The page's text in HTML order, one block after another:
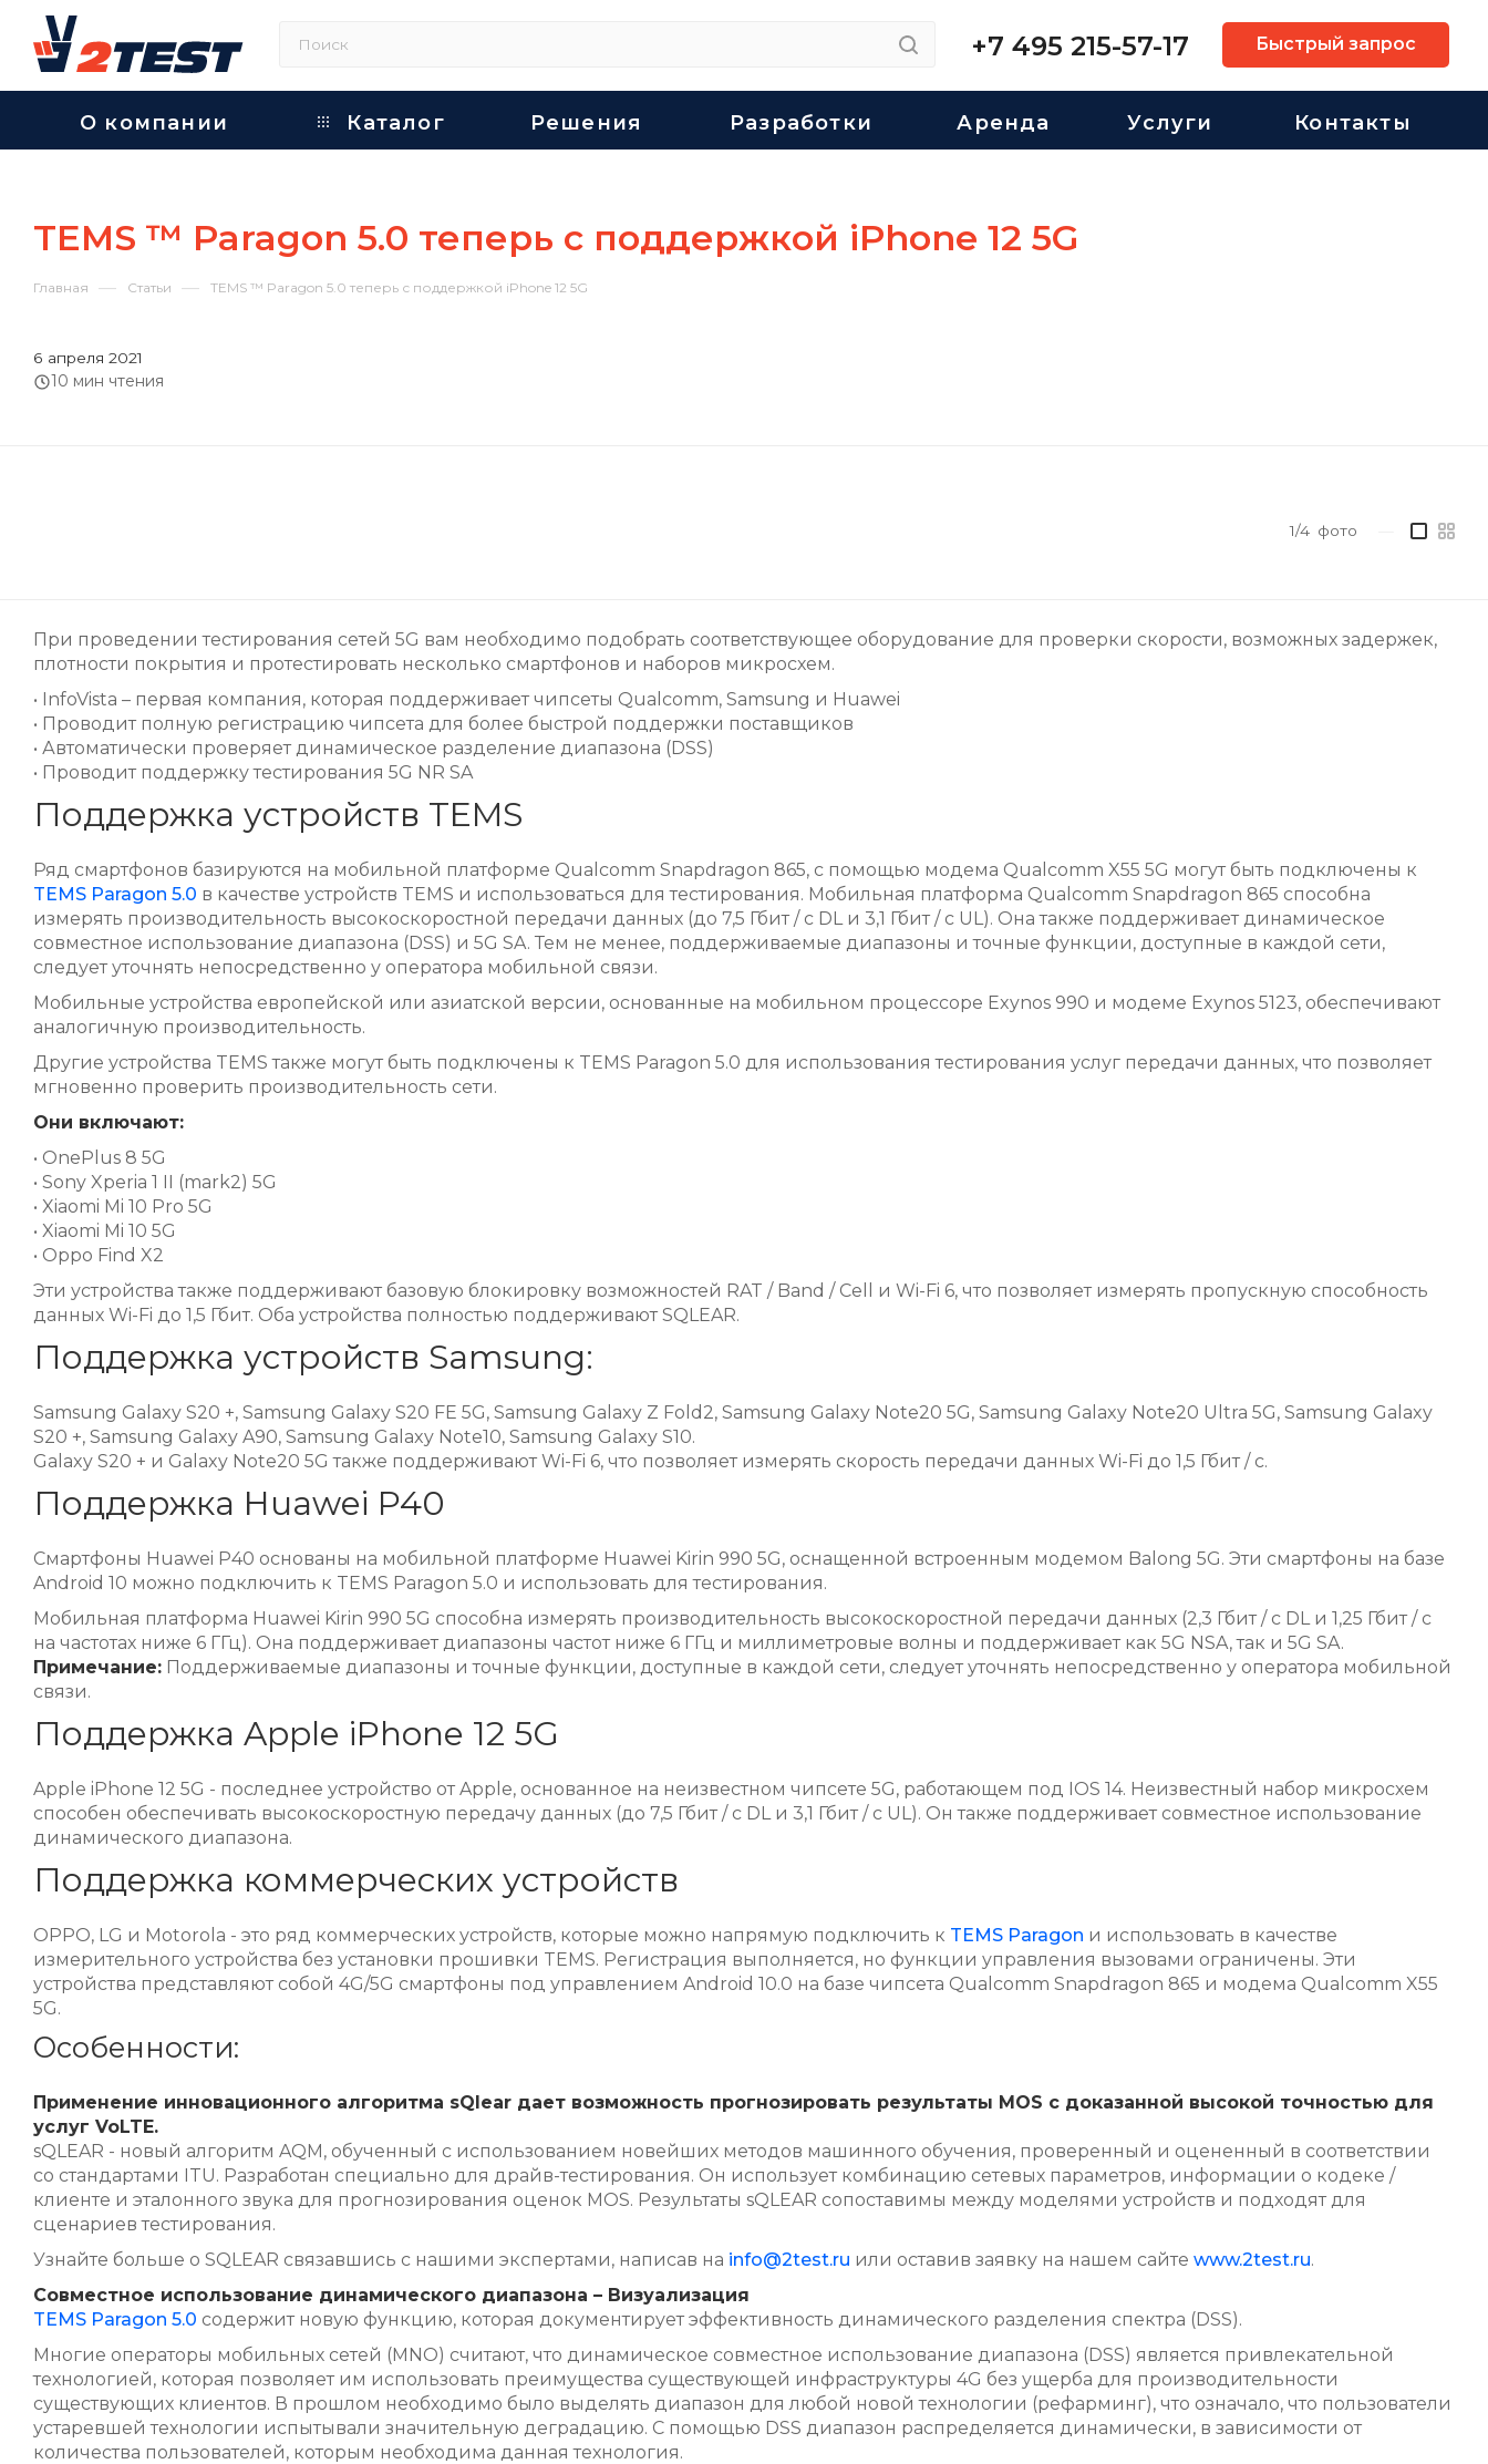
+7 495 215-57-17 Быстрый запрос
О компании Каталог Решения Разработки Аренда Услуги Контакты
TEMS ™ Paragon 5.0 теперь с поддержкой iPhone 12 5G
Главная — Статьи — TEMS ™ Paragon 5.0 теперь с поддержкой iPhone 12 5G
6 апреля 2021
10 мин чтения
1/4 фото
При проведении тестирования сетей 5G вам необходимо подобрать соответствующее оборудование для проверки скорости, возможных задержек,
плотности покрытия и протестировать несколько смартфонов и наборов микросхем.
• InfoVista – первая компания, которая поддерживает чипсеты Qualcomm, Samsung и Huawei
• Проводит полную регистрацию чипсета для более быстрой поддержки поставщиков
• Автоматически проверяет динамическое разделение диапазона (DSS)
• Проводит поддержку тестирования 5G NR SA
Поддержка устройств TEMS
Ряд смартфонов базируются на мобильной платформе Qualcomm Snapdragon 865, с помощью модема Qualcomm X55 5G могут быть подключены к
TEMS Paragon 5.0 в качестве устройств TEMS и использоваться для тестирования. Мобильная платформа Qualcomm Snapdragon 865 способна
измерять производительность высокоскоростной передачи данных (до 7,5 Гбит / с DL и 3,1 Гбит / с UL). Она также поддерживает динамическое
совместное использование диапазона (DSS) и 5G SA. Тем не менее, поддерживаемые диапазоны и точные функции, доступные в каждой сети,
следует уточнять непосредственно у оператора мобильной связи.
Мобильные устройства европейской или азиатской версии, основанные на мобильном процессоре Exynos 990 и модеме Exynos 5123, обеспечивают
аналогичную производительность.
Другие устройства TEMS также могут быть подключены к TEMS Paragon 5.0 для использования тестирования услуг передачи данных, что позволяет
мгновенно проверить производительность сети.
Они включают:
• OnePlus 8 5G
• Sony Xperia 1 II (mark2) 5G
• Xiaomi Mi 10 Pro 5G
• Xiaomi Mi 10 5G
• Oppo Find X2
Эти устройства также поддерживают базовую блокировку возможностей RAT / Band / Cell и Wi-Fi 6, что позволяет измерять пропускную способность
данных Wi-Fi до 1,5 Гбит. Оба устройства полностью поддерживают SQLEAR.
Поддержка устройств Samsung:
Samsung Galaxy S20 +, Samsung Galaxy S20 FE 5G, Samsung Galaxy Z Fold2, Samsung Galaxy Note20 5G, Samsung Galaxy Note20 Ultra 5G, Samsung Galaxy
S20 +, Samsung Galaxy A90, Samsung Galaxy Note10, Samsung Galaxy S10.
Galaxy S20 + и Galaxy Note20 5G также поддерживают Wi-Fi 6, что позволяет измерять скорость передачи данных Wi-Fi до 1,5 Гбит / с.
Поддержка Huawei P40
Смартфоны Huawei P40 основаны на мобильной платформе Huawei Kirin 990 5G, оснащенной встроенным модемом Balong 5G. Эти смартфоны на базе
Android 10 можно подключить к TEMS Paragon 5.0 и использовать для тестирования.
Мобильная платформа Huawei Kirin 990 5G способна измерять производительность высокоскоростной передачи данных (2,3 Гбит / с DL и 1,25 Гбит / с
на частотах ниже 6 ГГц). Она поддерживает диапазоны частот ниже 6 ГГц и миллиметровые волны и поддерживает как 5G NSA, так и 5G SA.
Примечание: Поддерживаемые диапазоны и точные функции, доступные в каждой сети, следует уточнять непосредственно у оператора мобильной
связи.
Поддержка Apple iPhone 12 5G
Apple iPhone 12 5G - последнее устройство от Apple, основанное на неизвестном чипсете 5G, работающем под IOS 14. Неизвестный набор микросхем
способен обеспечивать высокоскоростную передачу данных (до 7,5 Гбит / с DL и 3,1 Гбит / с UL). Он также поддерживает совместное использование
динамического диапазона.
Поддержка коммерческих устройств
OPPO, LG и Motorola - это ряд коммерческих устройств, которые можно напрямую подключить к TEMS Paragon и использовать в качестве
измерительного устройства без установки прошивки TEMS. Регистрация выполняется, но функции управления вызовами ограничены. Эти
устройства представляют собой 4G/5G смартфоны под управлением Android 10.0 на базе чипсета Qualcomm Snapdragon 865 и модема Qualcomm X55
5G.
Особенности:
Применение инновационного алгоритма sQlear дает возможность прогнозировать результаты MOS с доказанной высокой точностью для
услуг VoLTE.
sQLEAR - новый алгоритм AQM, обученный с использованием новейших методов машинного обучения, проверенный и оцененный в соответствии
со стандартами ITU. Разработан специально для драйв-тестирования. Он использует комбинацию сетевых параметров, информации о кодеке /
клиенте и эталонного звука для прогнозирования оценок MOS. Результаты sQLEAR сопоставимы между моделями устройств и подходят для
сценариев тестирования.
Узнайте больше о SQLEAR связавшись с нашими экспертами, написав на info@2test.ru или оставив заявку на нашем сайте www.2test.ru.
Совместное использование динамического диапазона – Визуализация
TEMS Paragon 5.0 содержит новую функцию, которая документирует эффективность динамического разделения спектра (DSS).
Многие операторы мобильных сетей (MNO) считают, что динамическое совместное использование диапазона (DSS) является привлекательной
технологией, которая позволяет им использовать преимущества существующей инфраструктуры 4G без ущерба для производительности
существующих клиентов. В прошлом необходимо было выделять диапазон для любой новой технологии (рефарминг), что означало, что пользователи
устаревшей технологии испытывали значительную деградацию. С помощью DSS диапазон распределяется динамически, в зависимости от
количества пользователей, которым необходима данная технология.